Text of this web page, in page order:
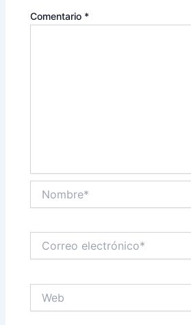
Comentario *
electrónico*